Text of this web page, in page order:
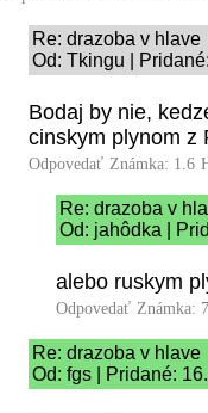
Re: drazoba v hlave
Od: Tkingu |
Bodaj by nie,
cinskym plynom z
Odpovedať Známka: 1.6
Re: drazoba v
Od: jahôdka |
alebo ruskym
Odpovedať Známka:
Re: drazoba v hlave
Od: fgs | Pridané: